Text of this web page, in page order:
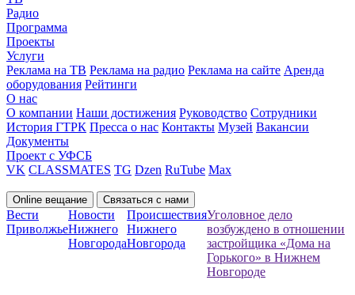
Радио
Программа
Проекты
Услуги
Реклама на ТВ Реклама на радио Реклама на сайте Аренда
оборудования Рейтинги
О нас
О компании Наши достижения Руководство Сотрудники
История ГТРК Пресса о нас Контакты Музей Вакансии
Документы
Проект с УФСБ
VK CLASSMATES TG Dzen RuTube Max
Online вещание Связаться с нами
Вести
Приволжье
Новости
Нижнего
Новгорода
Происшествия
Нижнего
Новгорода
Уголовное дело
возбуждено в отношении
застройщика «Дома на
Горького» в Нижнем
Новгороде